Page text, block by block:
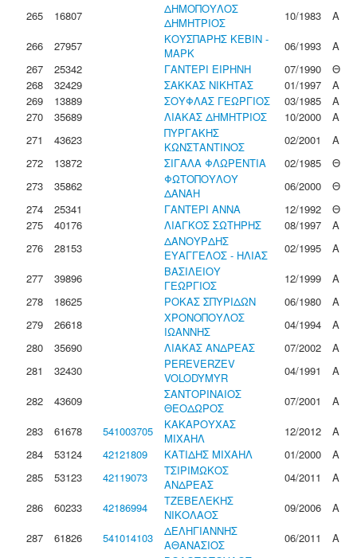
265
16807
ΔΗΜΟΠΟΥΛΟΣ
ΔΗΜΗΤΡΙΟΣ
10/1983
Α
266
27957
ΚΟΥΣΠΑΡΗΣ ΚΕΒΙΝ -
ΜΑΡΚ
06/1993
Α
267
25342 ΓΑΝΤΕΡΙ ΕΙΡΗΝΗ 07/1990
Θ
268
32429 ΣΑΚΚΑΣ ΝΙΚΗΤΑΣ 01/1997
Α
269
13889 ΣΟΥΦΛΑΣ ΓΕΩΡΓΙΟΣ 03/1985
Α
270
35689 ΛΙΑΚΑΣ ΔΗΜΗΤΡΙΟΣ 10/2000
Α
271
43623
ΠΥΡΓΑΚΗΣ
ΚΩΝΣΤΑΝΤΙΝΟΣ
02/2001
Α
272
13872 ΣΙΓΑΛΑ ΦΛΩΡΕΝΤΙΑ 02/1985
Θ
273
35862
ΦΩΤΟΠΟΥΛΟΥ
ΔΑΝΑΗ
06/2000
Θ
274
25341 ΓΑΝΤΕΡΙ ΑΝΝΑ 12/1992
Θ
275
40176 ΛΙΑΓΚΟΣ ΣΩΤΗΡΗΣ 08/1997
Α
276
28153
ΔΑΝΟΥΡΔΗΣ
ΕΥΑΓΓΕΛΟΣ - ΗΛΙΑΣ
02/1995
Α
277
39896
ΒΑΣΙΛΕΙΟΥ
ΓΕΩΡΓΙΟΣ
12/1999
Α
278
18625 ΡΟΚΑΣ ΣΠΥΡΙΔΩΝ 06/1980
Α
279
26618
ΧΡΟΝΟΠΟΥΛΟΣ
ΙΩΑΝΝΗΣ
04/1994
Α
280
35690 ΛΙΑΚΑΣ ΑΝΔΡΕΑΣ 07/2002
Α
281
32430
PEREVERZEV
VOLODYMYR
04/1991
Α
282
43609
ΣΑΝΤΟΡΙΝΑΙΟΣ
ΘΕΟΔΩΡΟΣ
07/2001
Α
283
61678 541003705
ΚΑΚΑΡΟΥΧΑΣ
ΜΙΧΑΗΛ
12/2012
Α
284
53124 42121809 ΚΑΤΙΔΗΣ ΜΙΧΑΗΛ 01/2000
Α
285
53123 42119073
ΤΣΙΡΙΜΩΚΟΣ
ΑΝΔΡΕΑΣ
04/2011
Α
286
60233 42186994
ΤΖΕΒΕΛΕΚΗΣ
ΝΙΚΟΛΑΟΣ
09/2006
Α
287
61826 541014103
ΔΕΛΗΓΙΑΝΝΗΣ
ΑΘΑΝΑΣΙΟΣ
06/2011
Α